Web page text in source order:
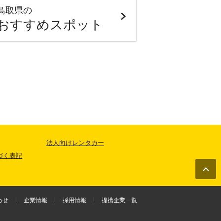
取県の
すすめスポット
く表記
法人向けレンタカー
せ 企業情報 採用情報 提携企業一覧